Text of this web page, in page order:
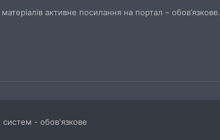
активне посилання на портал – обов’язкове.
систем - обов'язкове